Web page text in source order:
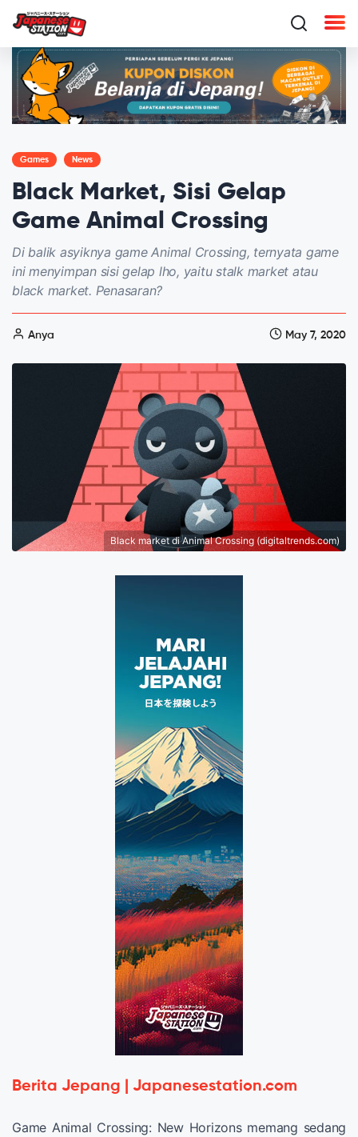
Games News
Black Market, Sisi Gelap
Game Animal Crossing
Di balik asyiknya game Animal Crossing, ternyata game
ini menyimpan sisi gelap lho, yaitu stalk market atau
black market. Penasaran?
Anya May 7, 2020
Black market di Animal Crossing (digitaltrends.com)
Berita Jepang | Japanesestation.com
Game Animal Crossing: New Horizons memang sedang